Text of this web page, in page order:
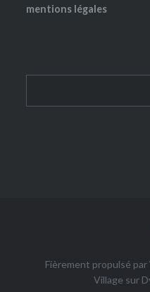
mentions légales
Fièrement propulsé
Village sur